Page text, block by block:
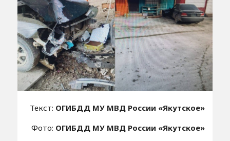
Текст: ОГИБДД МУ МВД России «Якутское»
Фото: ОГИБДД МУ МВД России «Якутское»